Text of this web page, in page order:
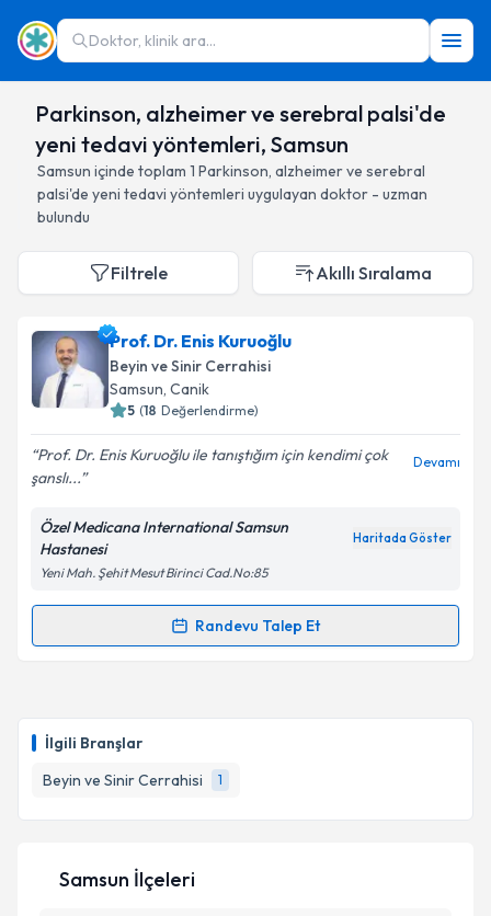
Doktor, klinik ara...
Parkinson, alzheimer ve serebral palsi'de
yeni tedavi yöntemleri, Samsun
Samsun içinde toplam 1 Parkinson, alzheimer ve serebral
palsi'de yeni tedavi yöntemleri uygulayan doktor - uzman
bulundu
İlgili Branşlar
Beyin ve Sinir Cerrahisi
1
Filtrele Akıllı Sıralama
Prof. Dr. Enis Kuruoğlu
Beyin ve Sinir Cerrahisi
Samsun, Canik
5 (18 Değerlendirme)
Prof. Dr. Enis Kuruoğlu ile tanıştığım için kendimi çok
şanslı...
Devamı
Özel Medicana International Samsun
Hastanesi
Haritada Göster
Yeni Mah. Şehit Mesut Birinci Cad.No:85
Randevu Talep Et
Randevu Takvimi Talebi
takvim hazırlandığında e-posta ile bilgilendireceğiz.
Samsun İlçeleri